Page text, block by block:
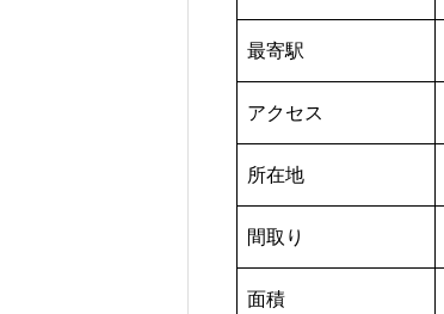
最寄駅
アクセス
所在地
間取り
面積